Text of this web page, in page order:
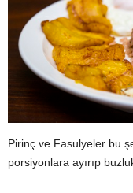
Pirinç ve Fasulyeler bu
porsiyonlara ayırıp